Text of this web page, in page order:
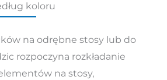
koloru
na odrębne stosy lub do
rozpoczyna rozkładanie
na stosy,